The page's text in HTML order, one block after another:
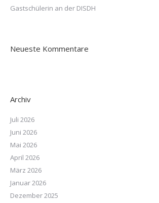
Gastschülerin an der DISDH
Neueste Kommentare
Archiv
Juli 2026
Juni 2026
Mai 2026
April 2026
März 2026
Januar 2026
Dezember 2025